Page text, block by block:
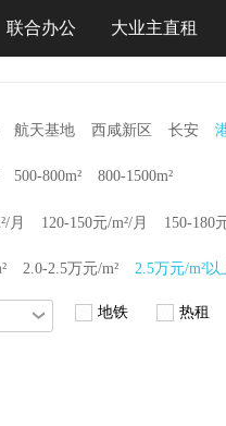
联合办公 大业主直租
航天基地 西咸新区 长安
500-800m² 800-1500m²
月 120-150元/m²/月 150-180
2.0-2.5万元/m² 2.5万元/m²以
地铁 热租